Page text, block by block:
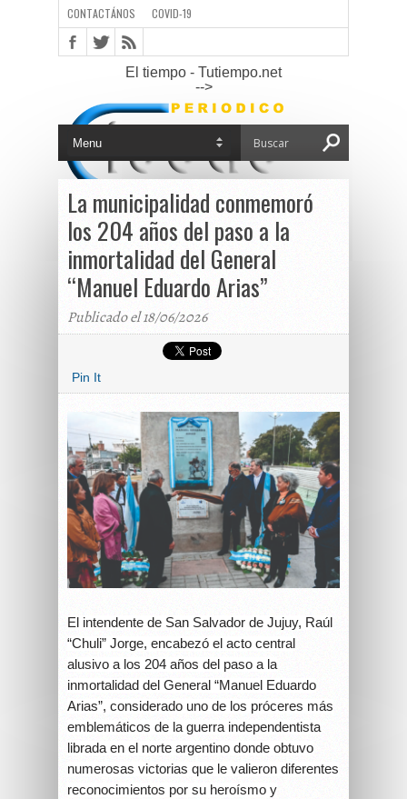
CONTACTÁNOS COVID-19
El tiempo - Tutiempo.net
-->
La municipalidad conmemoró
los 204 años del paso a la
inmortalidad del General
“Manuel Eduardo Arias”
Publicado el 18/06/2026
Pin It
El intendente de San Salvador de Jujuy, Raúl
“Chuli” Jorge, encabezó el acto central
alusivo a los 204 años del paso a la
inmortalidad del General “Manuel Eduardo
Arias”, considerado uno de los próceres más
emblemáticos de la guerra independentista
librada en el norte argentino donde obtuvo
numerosas victorias que le valieron diferentes
reconocimientos por su heroísmo y